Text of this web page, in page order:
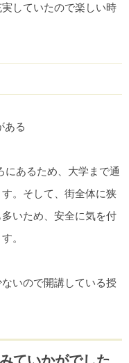
していたので楽しい時
ある
あるため、大学まで通
。そして、街全体に狭
いため、安全に気を付
。
いので開講している授